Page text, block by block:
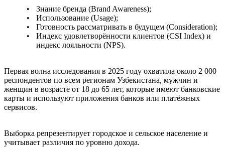
Знание бренда (Brand Awareness);
Использование (Usage);
Готовность рассматривать в будущем (Consideration);
Индекс удовлетворённости клиентов (CSI Index) и
индекс лояльности (NPS).
Первая волна исследования в 2025 году охватила около 2 000
респондентов по всем регионам Узбекистана, мужчин и
женщин в возрасте от 18 до 65 лет, которые имеют банковские
карты и используют приложения банков или платёжных
сервисов.
Выборка репрезентирует городское и сельское население и
учитывает различия по уровню дохода.